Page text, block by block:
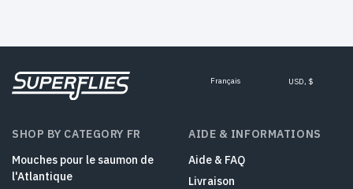
Français USD, $
SHOP BY CATEGORY FR
Mouches pour le saumon de
l'Atlantique
AIDE & INFORMATIONS
Aide & FAQ
Livraison